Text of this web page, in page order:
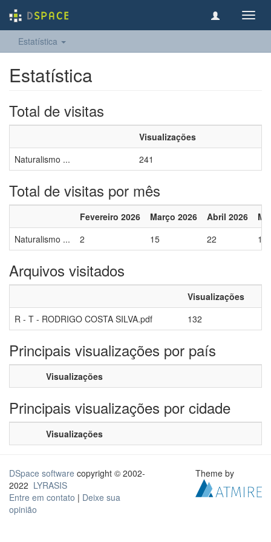
Estatística
Estatística
Total de visitas
Visualizações
Naturalismo ...
241
Total de visitas por mês
Fevereiro 2026 Março 2026 Abril 2026
Naturalismo ...
2 15 22 12
Arquivos visitados
Visualizações
R - T - RODRIGO COSTA SILVA.pdf
132
Principais visualizações por país
Visualizações
Principais visualizações por cidade
Visualizações
DSpace software copyright © 2002-
2022 LYRASIS
Entre em contato | Deixe sua
opinião
Theme by